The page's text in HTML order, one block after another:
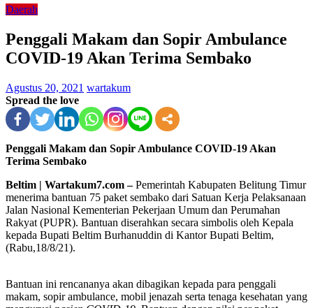
Daerah
Penggali Makam dan Sopir Ambulance
COVID-19 Akan Terima Sembako
Agustus 20, 2021 wartakum
Spread the love
Penggali Makam dan Sopir Ambulance COVID-19 Akan
Terima Sembako
Beltim | Wartakum7.com –Pemerintah Kabupaten Belitung Timur
menerima bantuan 75 paket sembako dari Satuan Kerja Pelaksanaan
Jalan Nasional Kementerian Pekerjaan Umum dan Perumahan
Rakyat (PUPR). Bantuan diserahkan secara simbolis oleh Kepala
kepada Bupati Beltim Burhanuddin di Kantor Bupati Beltim,
(Rabu,18/8/21).
Bantuan ini rencananya akan dibagikan kepada para penggali
makam, sopir ambulance, mobil jenazah serta tenaga kesehatan yang